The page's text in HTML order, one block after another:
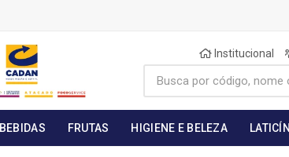
Institucional
BEBIDAS FRUTAS HIGIENE E BELEZA